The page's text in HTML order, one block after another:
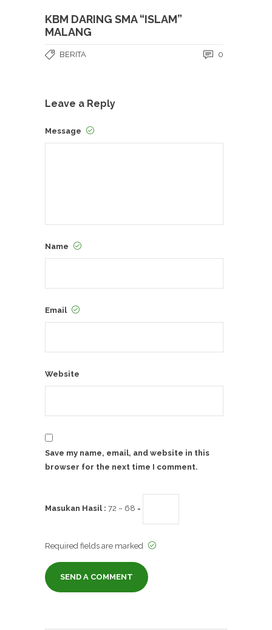
KBM DARING SMA “ISLAM”
MALANG
BERITA 0
Leave a Reply
Message
Name
Email
Website
Save my name, email, and website in this
browser for the next time I comment.
Masukan Hasil : 72 − 68 =
Required fields are marked